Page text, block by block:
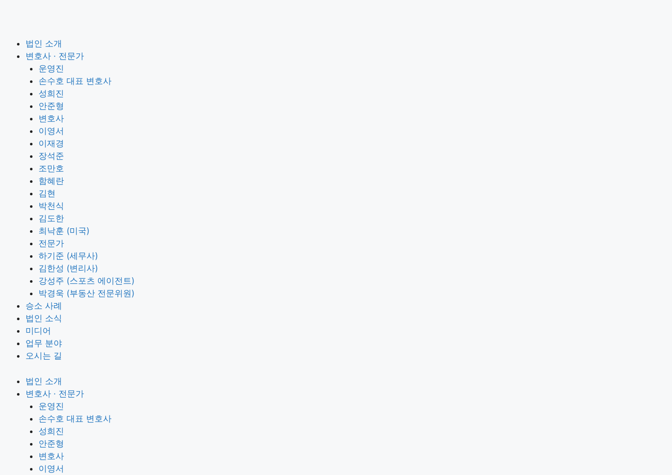
법인 소개
변호사 · 전문가
운영진
손수호 대표 변호사
성희진
안준형
변호사
이영서
이재경
장석준
조만호
함혜란
김현
박천식
김도한
최낙훈 (미국)
전문가
하기준 (세무사)
김한성 (변리사)
강성주 (스포츠 에이전트)
박경욱 (부동산 전문위원)
승소 사례
법인 소식
미디어
업무 분야
오시는 길
법인 소개
변호사 · 전문가
운영진
손수호 대표 변호사
성희진
안준형
변호사
이영서